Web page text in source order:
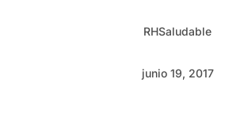
RHSaludable
junio 19, 2017